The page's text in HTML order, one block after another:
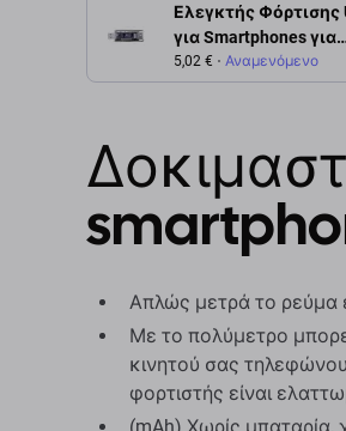
Ελεγκτής Φόρτισης
για Smartphones για
Phonefix KWS-V21
5,02 € Αναμενόμενο
Απλώς μετρά το ρεύμα
Με το πολύμετρο
κινητού σας
φορτιστής είναι